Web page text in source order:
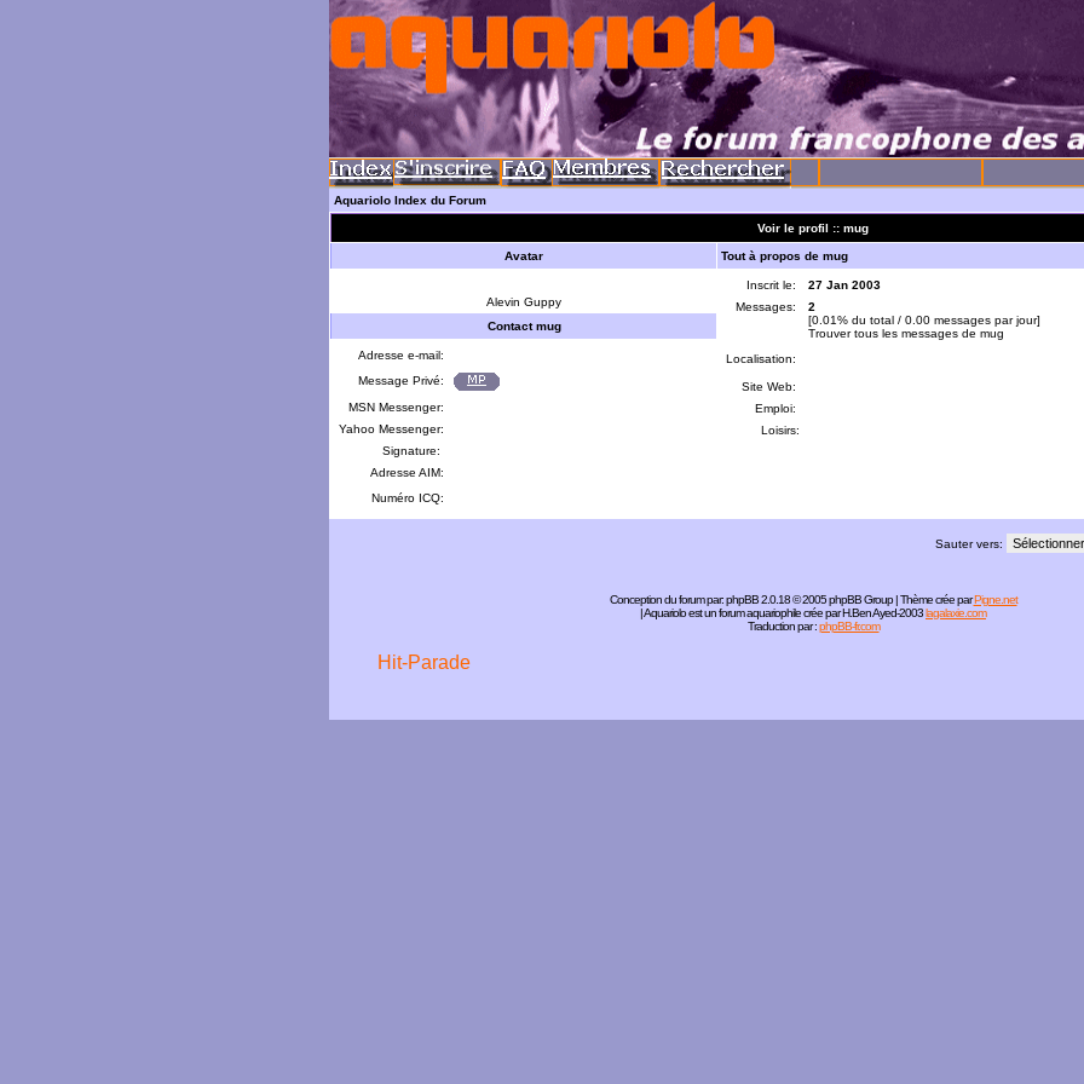
Aquariolo Index du Forum
Voir le profil :: mug
Avatar Tout à propos de mug
Alevin Guppy
Inscrit le:
27 Jan 2003
Messages:
2
[0.01% du total / 0.00 messages par jour]
Trouver tous les messages de mug
Localisation:
Site Web:
Emploi:
Loisirs:
Contact mug
Adresse e-mail:
Message Privé:
MSN Messenger:
Yahoo Messenger:
Signature:
Adresse AIM:
Numéro ICQ:
Sauter vers:
Conception du forum par:phpBB2.0.18 © 2005 phpBB Group | Thème crée parPigne.net
| Aquariolo est un forum aquariophile crée par H.Ben Ayed-2003lagalaxie.com
Traduction par :phpBB-fr.com